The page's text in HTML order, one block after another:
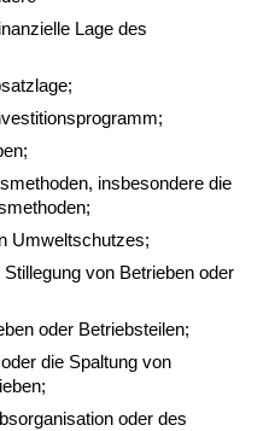
Lage des
insbesondere die
Umweltschutzes;
von Betrieben oder
oder Betriebsteilen;
die Spaltung von
oder des